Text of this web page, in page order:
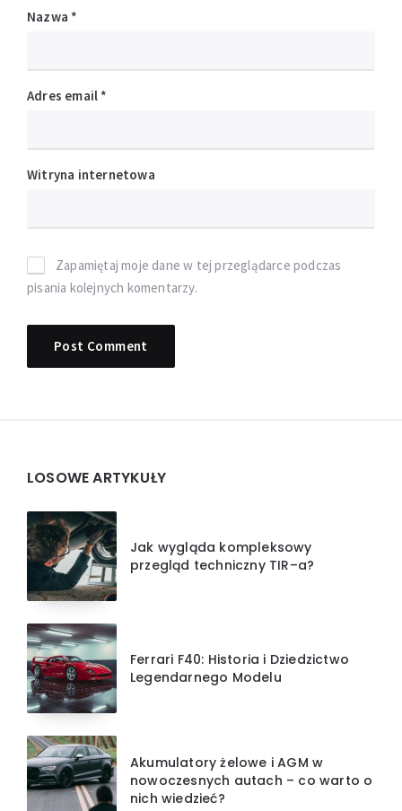
Nazwa *
Adres email *
Witryna internetowa
Zapamiętaj moje dane w tej przeglądarce podczas
pisania kolejnych komentarzy.
Widgets
LOSOWE ARTYKUŁY
Jak wygląda kompleksowy
przegląd techniczny TIR–a?
Ferrari F40: Historia i Dziedzictwo
Legendarnego Modelu
Akumulatory żelowe i AGM w
nowoczesnych autach – co warto o
nich wiedzieć?